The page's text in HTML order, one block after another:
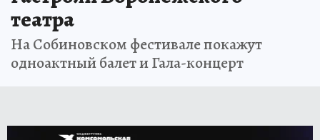
театра
На Собиновском фестивале покажут
одноактный балет и Гала-концерт